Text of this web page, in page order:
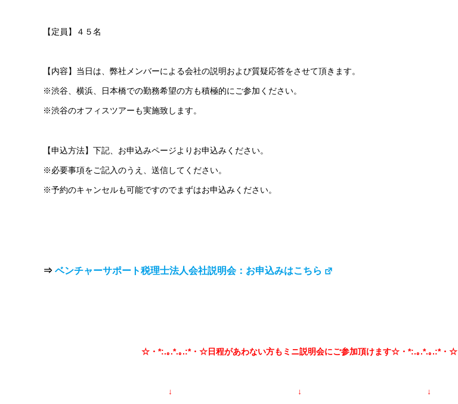
【定員】４５名
【内容】当日は、弊社メンバーによる会社の説明および質疑応答をさせて頂きます。
※渋谷、横浜、日本橋での勤務希望の方も積極的にご参加ください。
※渋谷のオフィスツアーも実施致します。
【申込方法】下記、お申込みページよりお申込みください。
※必要事項をご記入のうえ、送信してください。
※予約のキャンセルも可能ですのでまずはお申込みください。
⇒ ベンチャーサポート税理士法人会社説明会：お申込みはこちら
☆・*:.｡.*.｡.:*・☆日程があわない方もミニ説明会にご参加頂けます☆・*:.｡.*.｡.:*・☆
↓ ↓ ↓